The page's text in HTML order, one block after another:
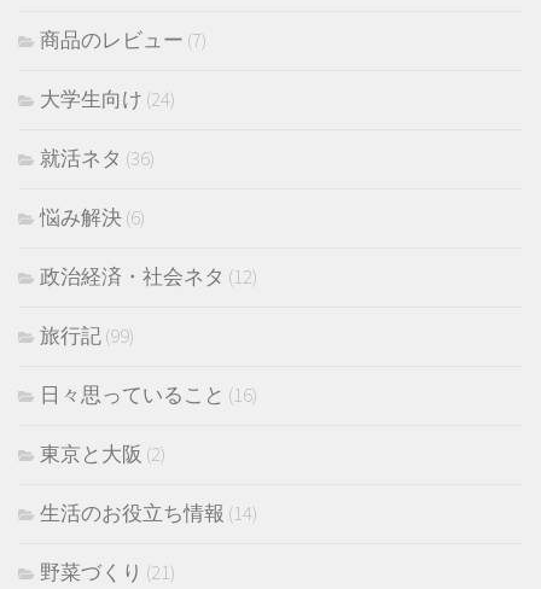
商品のレビュー (7)
大学生向け (24)
就活ネタ (36)
悩み解決(6)
政治経済・社会ネタ (12)
旅行記(99)
日々思っていること (16)
東京と大阪 (2)
生活のお役立ち情報 (14)
野菜づくり (21)